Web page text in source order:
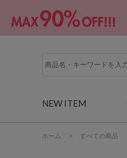
NEW ITEM
ホーム > すべての商品